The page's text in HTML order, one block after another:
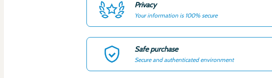
Privacy
Your information is 100% secure
Safe purchase
Secure and authenticated environment